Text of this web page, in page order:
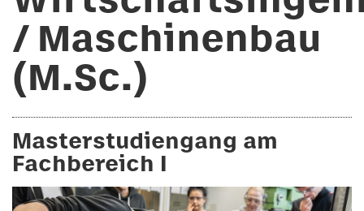
/ Maschinenbau
(M.Sc.)
Masterstudiengang am
Fachbereich I